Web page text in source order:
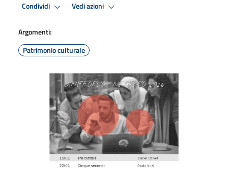
Condividi Vedi azioni
Argomenti:
Patrimonio culturale